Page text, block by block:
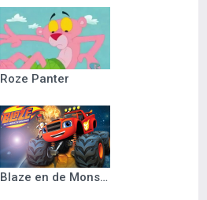
Roze Panter
Blaze en de Monsterwielen